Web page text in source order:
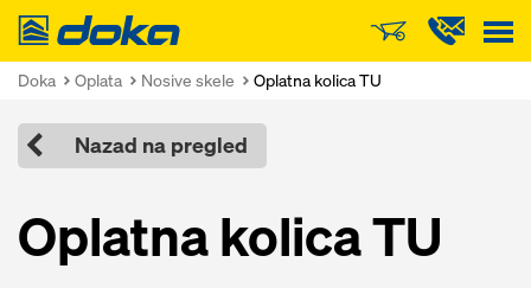
Doka
Doka Oplata Nosive skele Oplatna kolica TU
Nazad na pregled
Oplatna kolica TU